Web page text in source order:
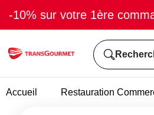
-10% sur votre 1ère
Accueil Restauration